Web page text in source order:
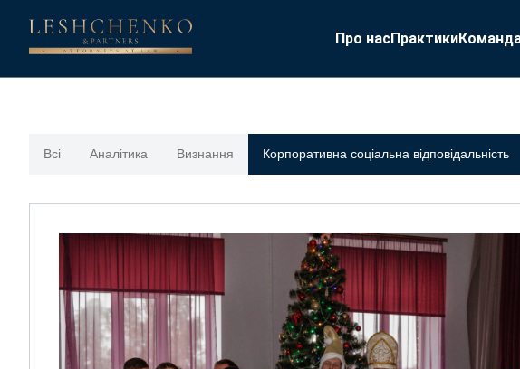
Про насПрактики
Всі Аналітика Визнання Корпоративна соціальна відповідальність